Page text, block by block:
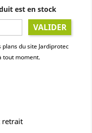
est en stock
VALIDER
du site Jardiprotec
tout moment.
retrait